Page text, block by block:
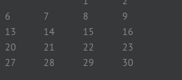
6 7 8
9
13 14 15
16
20 21 22
23
27 28 29
30